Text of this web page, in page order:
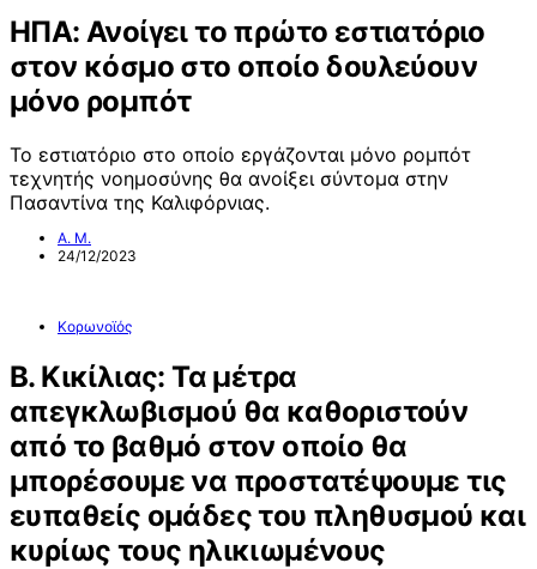
ΗΠΑ: Ανοίγει το πρώτο εστιατόριο
στον κόσμο στο οποίο δουλεύουν
μόνο ρομπότ
Το εστιατόριο στο οποίο εργάζονται μόνο ρομπότ
τεχνητής νοημοσύνης θα ανοίξει σύντομα στην
Πασαντίνα της Καλιφόρνιας.
Α. Μ.
24/12/2023
Κορωνοϊός
Β. Κικίλιας: Τα μέτρα
απεγκλωβισμού θα καθοριστούν
από το βαθμό στον οποίο θα
μπορέσουμε να προστατέψουμε τις
ευπαθείς ομάδες του πληθυσμού και
κυρίως τους ηλικιωμένους